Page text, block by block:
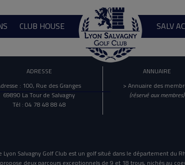
CLUB HOUSE SALV
ADRESSE
: 100, Rue des Granges
69890 La Tour de Salvagny
Tél : 04 78 48 88 48
ANNUAIRE
> Annuaire des
(réservé aux membres)
Lyon Salvagny Golf Club est un golf situé dans le département du
deux parcours exceptionnels de 9 et 18 trous, nichés au